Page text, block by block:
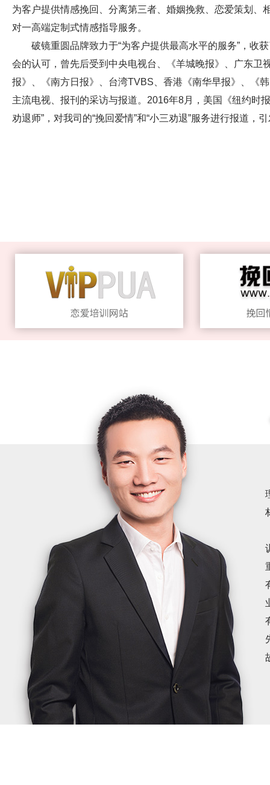
为客户提供情感挽回、分离第三者、婚姻挽救、恋爱策划、
对一高端定制式情感指导服务。
破镜重圆品牌致力于“为客户提供最高水平的服务”，收
会的认可，曾先后受到中央电视台、《羊城晚报》、广东卫
报》、《南方日报》、台湾TVBS、香港《南华早报》、《
主流电视、报刊的采访与报道。2016年8月，美国《纽约时
劝退师”，对我司的“挽回爱情”和“小三劝退”服务进行报道，